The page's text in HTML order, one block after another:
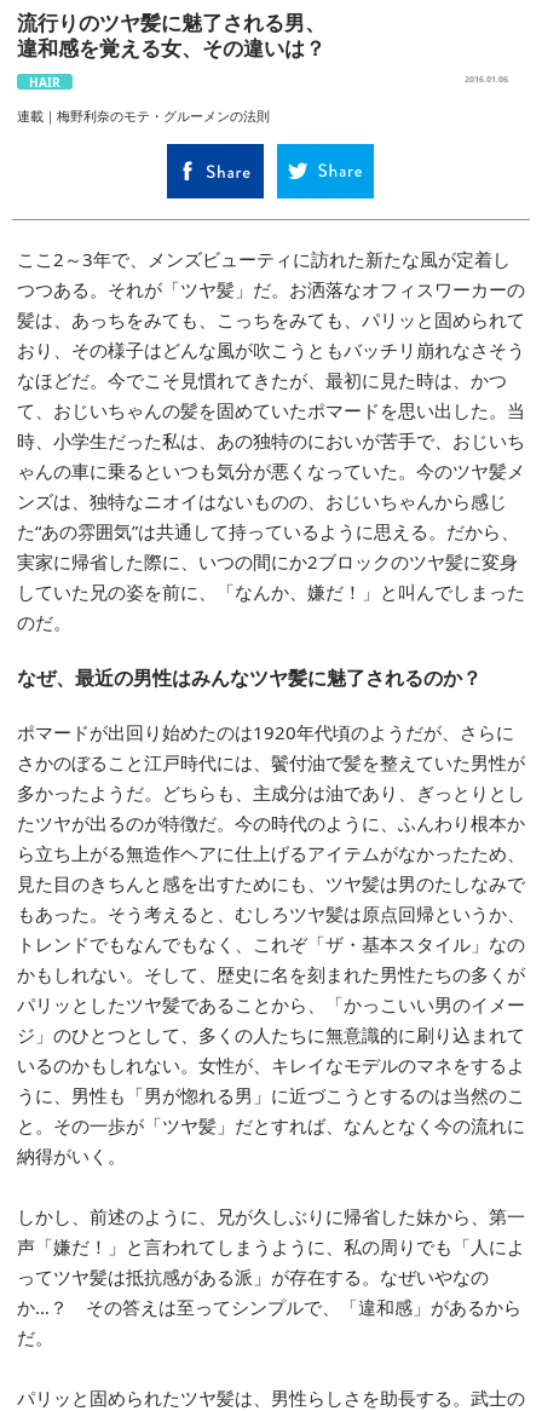
流行りのツヤ髪に魅了される男、
違和感を覚える女、その違いは？
HAIR 2016.01.06
連載｜梅野利奈のモテ・グルーメンの法則
ここ2～3年で、メンズビューティに訪れた新たな風が定着し
つつある。それが「ツヤ髪」だ。お洒落なオフィスワーカーの
髪は、あっちをみても、こっちをみても、パリッと固められて
おり、その様子はどんな風が吹こうともバッチリ崩れなさそう
なほどだ。今でこそ見慣れてきたが、最初に見た時は、かつ
て、おじいちゃんの髪を固めていたポマードを思い出した。当
時、小学生だった私は、あの独特のにおいが苦手で、おじいち
ゃんの車に乗るといつも気分が悪くなっていた。今のツヤ髪メ
ンズは、独特なニオイはないものの、おじいちゃんから感じ
た“あの雰囲気”は共通して持っているように思える。だから、
実家に帰省した際に、いつの間にか2ブロックのツヤ髪に変身
していた兄の姿を前に、「なんか、嫌だ！」と叫んでしまった
のだ。
なぜ、最近の男性はみんなツヤ髪に魅了されるのか？
ポマードが出回り始めたのは1920年代頃のようだが、さらに
さかのぼること江戸時代には、鬢付油で髪を整えていた男性が
多かったようだ。どちらも、主成分は油であり、ぎっとりとし
たツヤが出るのが特徴だ。今の時代のように、ふんわり根本か
ら立ち上がる無造作ヘアに仕上げるアイテムがなかったため、
見た目のきちんと感を出すためにも、ツヤ髪は男のたしなみで
もあった。そう考えると、むしろツヤ髪は原点回帰というか、
トレンドでもなんでもなく、これぞ「ザ・基本スタイル」なの
かもしれない。そして、歴史に名を刻まれた男性たちの多くが
パリッとしたツヤ髪であることから、「かっこいい男のイメー
ジ」のひとつとして、多くの人たちに無意識的に刷り込まれて
いるのかもしれない。女性が、キレイなモデルのマネをするよ
うに、男性も「男が惚れる男」に近づこうとするのは当然のこ
と。その一歩が「ツヤ髪」だとすれば、なんとなく今の流れに
納得がいく。
しかし、前述のように、兄が久しぶりに帰省した妹から、第一
声「嫌だ！」と言われてしまうように、私の周りでも「人によ
ってツヤ髪は抵抗感がある派」が存在する。なぜいやなの
か…？ その答えは至ってシンプルで、「違和感」があるから
だ。
パリッと固められたツヤ髪は、男性らしさを助長する。武士の